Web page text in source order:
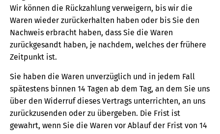
Wir können die Rückzahlung verweigern, bis wir die
Waren wieder zurückerhalten haben oder bis Sie den
Nachweis erbracht haben, dass Sie die Waren
zurückgesandt haben, je nachdem, welches der frühere
Zeitpunkt ist.
Sie haben die Waren unverzüglich und in jedem Fall
spätestens binnen 14 Tagen ab dem Tag, an dem Sie uns
über den Widerruf dieses Vertrags unterrichten, an uns
zurückzusenden oder zu übergeben. Die Frist ist
gewahrt, wenn Sie die Waren vor Ablauf der Frist von 14